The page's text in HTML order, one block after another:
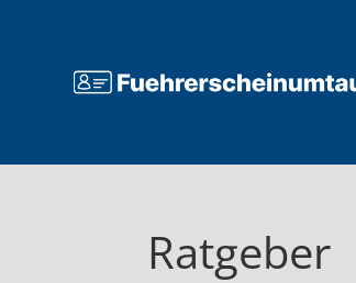
Ratgeber